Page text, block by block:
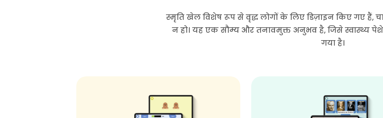
स्मृति खेल विशेष रूप से वृद्ध लोगों के लिए डिज़ाइन किए गए हैं,
न हो। यह एक सौम्य और तनावमुक्त अनुभव है, जिसे स्वास्थ्य
गया है।